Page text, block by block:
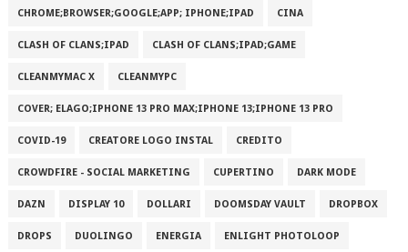
CHROME;BROWSER;GOOGLE;APP; IPHONE;IPAD CINA
CLASH OF CLANS;IPAD CLASH OF CLANS;IPAD;GAME
CLEANMYMAC X CLEANMYPC
COVER; ELAGO;IPHONE 13 PRO MAX;IPHONE 13;IPHONE 13 PRO
COVID-19 CREATORE LOGO INSTAL CREDITO
CROWDFIRE - SOCIAL MARKETING CUPERTINO DARK MODE
DAZN DISPLAY 10 DOLLARI DOOMSDAY VAULT DROPBOX
DROPS DUOLINGO ENERGIA ENLIGHT PHOTOLOOP